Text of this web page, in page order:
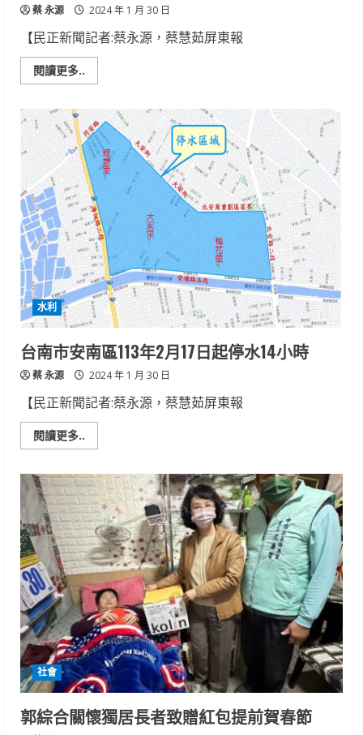
蔡 永源 2024 年 1 月 30 日
【民正新聞記者:蔡永源，蔡慧茹屏東報
閱讀更多..
more
家
扶
助
學
特
賣
會
熱
烈
開
辦
水利
台南市安南區113年2月17日起停水14小時
蔡 永源 2024 年 1 月 30 日
【民正新聞記者:蔡永源，蔡慧茹屏東報
閱讀更多..
more
南
市
安
南
區
113
年
2
月
17
日
起
停
水
14
小
時
社會
郭綜合關懷獨居長者致贈紅包提前賀春節